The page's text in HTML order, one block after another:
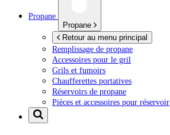
Propane
Propane
Retour au menu principal
Remplissage de propane
Accessoires pour le gril
Grils et fumoirs
Chaufferettes portatives
Réservoirs de propane
Pièces et accessoires pour réservoir